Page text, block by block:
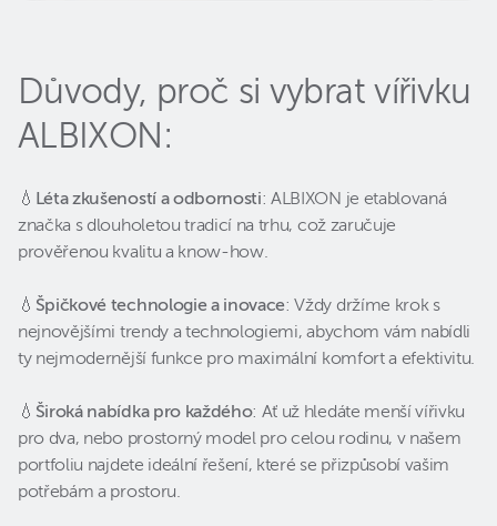
Důvody, proč si vybrat vířivku
ALBIXON:
💧 Léta zkušeností a odbornosti: ALBIXON je etablovaná
značka s dlouholetou tradicí na trhu, což zaručuje
prověřenou kvalitu a know-how.
💧 Špičkové technologie a inovace: Vždy držíme krok s
nejnovějšími trendy a technologiemi, abychom vám nabídli
ty nejmodernější funkce pro maximální komfort a efektivitu.
💧 Široká nabídka pro každého: Ať už hledáte menší vířivku
pro dva, nebo prostorný model pro celou rodinu, v našem
portfoliu najdete ideální řešení, které se přizpůsobí vašim
potřebám a prostoru.